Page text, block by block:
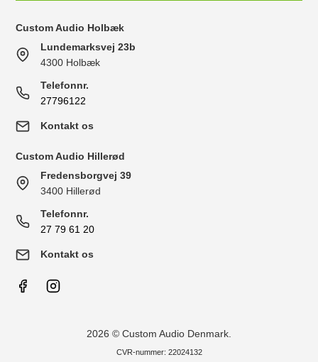
Custom Audio Holbæk
Lundemarksvej 23b
4300 Holbæk
Telefonnr.
27796122
Kontakt os
Custom Audio Hillerød
Fredensborgvej 39
3400 Hillerød
Telefonnr.
27 79 61 20
Kontakt os
2026 © Custom Audio Denmark.
CVR-nummer: 22024132